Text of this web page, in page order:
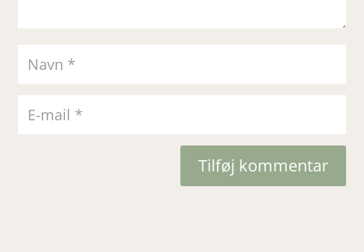
Tilføj kommentar